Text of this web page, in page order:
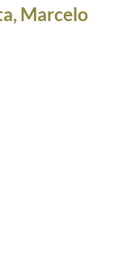
de 1998
19 de novembro de 1998
Feira do Empreendedor, a 20
Marcelo